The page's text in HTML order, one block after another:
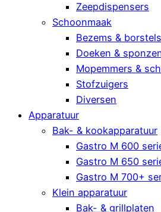
Zeepdispensers
Schoonmaak
Bezems & borstels
Doeken &
Mopemmers &
Stofzuigers
Diversen
Apparatuur
Bak- & kookapparatuur
Gastro M 600
Gastro M 650
Gastro M 700+
Klein apparatuur
Bak- & grillplaten